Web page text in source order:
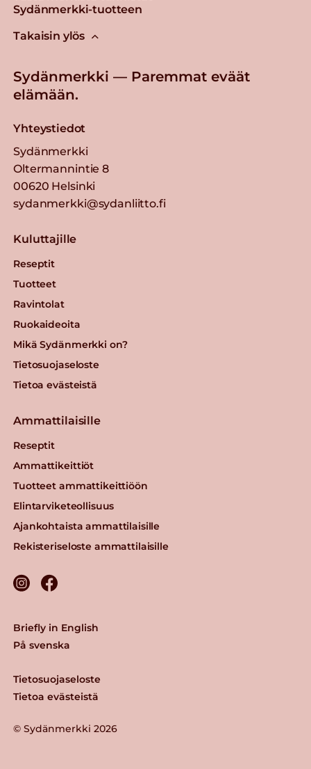
Sydänmerkki-tuotteen
Takaisin ylös
Sydänmerkki — Paremmat eväät
elämään.
Yhteystiedot
Sydänmerkki
Oltermannintie 8
00620 Helsinki
sydanmerkki@sydanliitto.fi
Kuluttajille
Reseptit
Tuotteet
Ravintolat
Ruokaideoita
Mikä Sydänmerkki on?
Tietosuojaseloste
Tietoa evästeistä
Ammattilaisille
Reseptit
Ammattikeittiöt
Tuotteet ammattikeittiöön
Elintarviketeollisuus
Ajankohtaista ammattilaisille
Rekisteriseloste ammattilaisille
© Sydänmerkki 2026
Tietosuojaseloste
Tietoa evästeistä
Briefly in English
På svenska